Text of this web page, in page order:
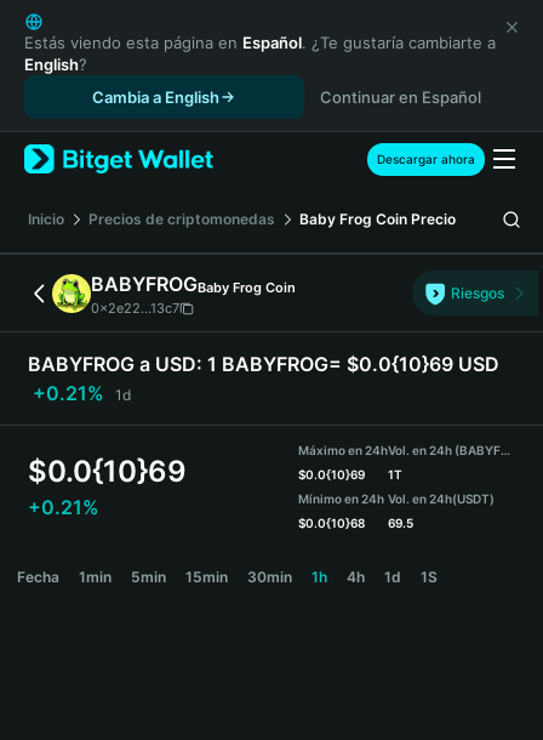
English
日本語
Tiếng Việt
Español (Latinoamérica)
Türkçe
Français
Deutsch
简体中文
繁體中文
Português (Portugal)
Bahasa Indonesia
ภาษาไทย
हिन्दी
Español
Português (Brasil)
Estás viendo esta página en Español. ¿Te gustaría cambiarte a
English?
Cambia a English
Continuar en Español
Descargar ahora
Inicio Precios de criptomonedas Baby Frog Coin Precio
BABYFROGBaby Frog Coin
0x2e22...13c7
Riesgos
BABYFROG a USD: 1 BABYFROG= $0.0{10}69 USD
+0.21%
1d
$0.0{10}69
+0.21%
Máximo en 24h
$0.0{10}69
Mínimo en 24h
$0.0{10}68
Vol. en 24h (BABYFROG)
1T
Vol. en 24h(USDT)
69.5
Fecha 1min 5min 15min 30min 1h 4h 1d 1S